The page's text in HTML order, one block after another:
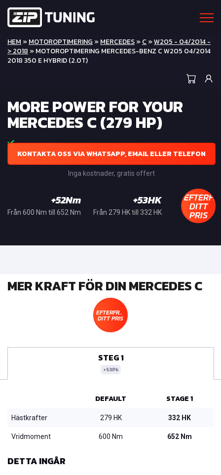
HEM »MOTOROPTIMERING »MERCEDES»C »W205 - 04/2014 -
> 2018 » MOTOROPTIMERING MERCEDES-BENZ C W205 04/2014
2018 350 E HYBRID (2.0T)
MORE POWER FOR YOUR
MERCEDES C (279 HP)
KONTAKTA OSS VIA WHATSAPP, EMAIL ELLER TELEFON
Inga kostnader, gratis offert
+52Nm
Från 600 Nm till 652 Nm
+53HK
Från 279 HK till 332 HK DITT
PRIS
MER KRAFT FÖR DIN MERCEDES C
EFTERFRÅGA
DITT PRIS
STEG 1
+53Pk
DEFAULT STAGE 1
Hästkrafter 279 HK 332 HK
Vridmoment 600 Nm 652 Nm
DETTA INGÅR